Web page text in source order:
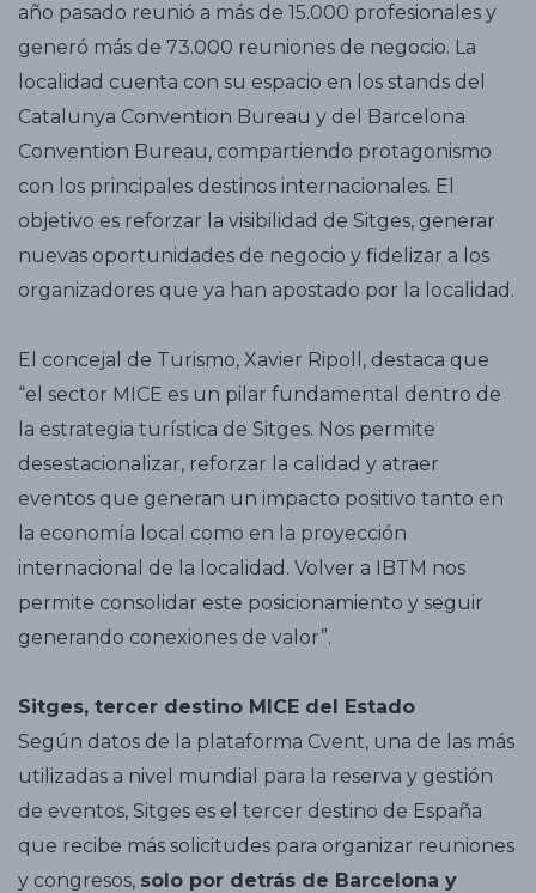
año pasado reunió a más de 15.000 profesionales y
generó más de 73.000 reuniones de negocio. La
localidad cuenta con su espacio en los stands del
Catalunya Convention Bureau y del Barcelona
Convention Bureau, compartiendo protagonismo
con los principales destinos internacionales. El
objetivo es reforzar la visibilidad de Sitges, generar
nuevas oportunidades de negocio y fidelizar a los
organizadores que ya han apostado por la localidad.
El concejal de Turismo, Xavier Ripoll, destaca que
“el sector MICE es un pilar fundamental dentro de
la estrategia turística de Sitges. Nos permite
desestacionalizar, reforzar la calidad y atraer
eventos que generan un impacto positivo tanto en
la economía local como en la proyección
internacional de la localidad. Volver a IBTM nos
permite consolidar este posicionamiento y seguir
generando conexiones de valor”.
Sitges, tercer destino MICE del Estado
Según datos de la plataforma Cvent, una de las más
utilizadas a nivel mundial para la reserva y gestión
de eventos, Sitges es el tercer destino de España
que recibe más solicitudes para organizar reuniones
y congresos, solo por detrás de Barcelona y